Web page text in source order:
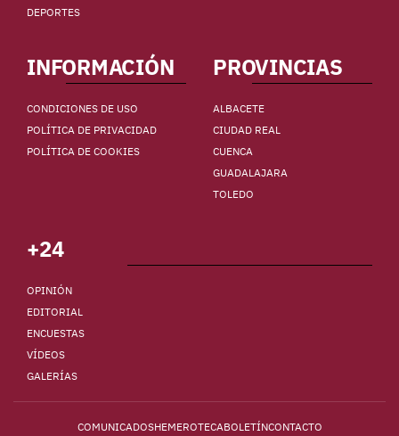
DEPORTES
INFORMACIÓN
CONDICIONES DE USO
POLÍTICA DE PRIVACIDAD
POLÍTICA DE COOKIES
PROVINCIAS
ALBACETE
CIUDAD REAL
CUENCA
GUADALAJARA
TOLEDO
+24
OPINIÓN
EDITORIAL
ENCUESTAS
VÍDEOS
GALERÍAS
COMUNICADOSHEMEROTECABOLETÍNCONTACTO